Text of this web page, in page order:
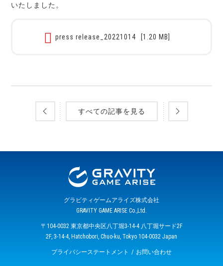
いたしました。
press release_20221014 [1.20 MB]
すべての記事を見る
グラビティゲームアライズ株式会社
GRAVITY GAME ARISE Co.,Ltd.
〒104-0032 東京都中央区八丁堀3-14-4 八丁堀サード2F
2F, 3-14-4, Hatchobori, Chuo-ku, Tokyo 104-0032 Japan
プライバシーステートメント お問い合わせ